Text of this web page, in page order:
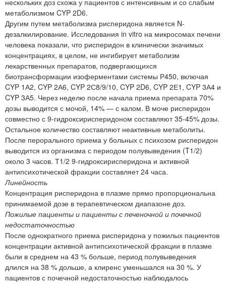
метаболизмом CYP 2D6.
Другим путем метаболизма рисперидона является N-
дезалкилирование. Исследования in vitro на микросомах печени
человека показали, что рисперидон в клинически значимых
концентрациях, в целом, не ингибирует метаболизм
лекарственных препаратов, подвергающихся
биотрансформации изоферментами системы Р450, включая
CYP 1А2, CYP 2А6, CYP 2С8/9/10, CYP 2D6, CYP 2Е1, CYP 3А4 и
CYP 3А5. Через неделю после начала приема препарата 70%
дозы выводится с мочой, 14% — с калом. В моче рисперидон
совместно с 9-гидроксирисперидоном составляют 35-45% дозы.
Остальное количество составляют неактивные метаболиты.
После перорального приема у больных с психозом рисперидон
выводится из организма с периодом полувыведения (T1/2)
около 3 часов. Т1/2 9-гидроксирисперидона и активной
антипсихотической фракции составляет 24 часа.
Линейность
Концентрация рисперидона в плазме прямо пропорциональна
принимаемой дозе в терапевтическом диапазоне доз.
Пожилые пациенты и пациенты с печеночной и почечной
недостаточностью
После однократного приема рисперидона у пожилых пациентов
концентрации активной антипсихотической фракции в плазме
были в среднем на 43 % больше, период полувыведения
длился на 38 % дольше, а клиренс уменьшался на 30 %. У
пациентов с почечной недостаточностью наблюдалось